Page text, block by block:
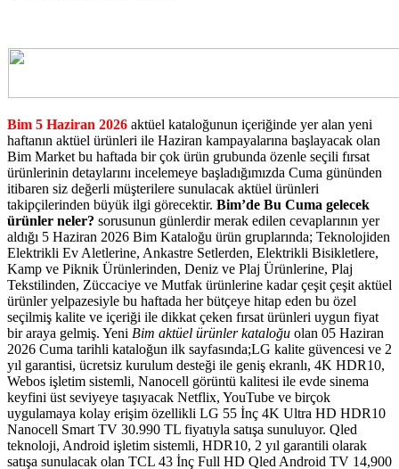
Bim 5 Haziran 2026 aktüel kataloğunun içeriğinde yer alan yeni
haftanın aktüel ürünleri ile Haziran kampayalarına başlayacak olan
Bim Market bu haftada bir çok ürün grubunda özenle seçili fırsat
ürünlerinin detaylarını incelemeye başladığımızda Cuma gününden
itibaren siz değerli müşterilere sunulacak aktüel ürünleri
takipçilerinden büyük ilgi görecektir. Bim’de Bu Cuma gelecek
ürünler neler? sorusunun günlerdir merak edilen cevaplarının yer
aldığı 5 Haziran 2026 Bim Kataloğu ürün gruplarında; Teknolojiden
Elektrikli Ev Aletlerine, Ankastre Setlerden, Elektrikli Bisikletlere,
Kamp ve Piknik Ürünlerinden, Deniz ve Plaj Ürünlerine, Plaj
Tekstilinden, Züccaciye ve Mutfak ürünlerine kadar çeşit çeşit aktüel
ürünler yelpazesiyle bu haftada her bütçeye hitap eden bu özel
seçilmiş kalite ve içeriği ile dikkat çeken fırsat ürünleri uygun fiyat
bir araya gelmiş. Yeni Bim aktüel ürünler kataloğu olan 05 Haziran
2026 Cuma tarihli kataloğun ilk sayfasında;LG kalite güvencesi ve 2
yıl garantisi, ücretsiz kurulum desteği ile geniş ekranlı, 4K HDR10,
Webos işletim sistemli, Nanocell görüntü kalitesi ile evde sinema
keyfini üst seviyeye taşıyacak Netflix, YouTube ve birçok
uygulamaya kolay erişim özellikli LG 55 İnç 4K Ultra HD HDR10
Nanocell Smart TV 30.990 TL fiyatıyla satışa sunuluyor. Qled
teknoloji, Android işletim sistemli, HDR10, 2 yıl garantili olarak
satışa sunulacak olan TCL 43 İnç Full HD Qled Android TV 14,900